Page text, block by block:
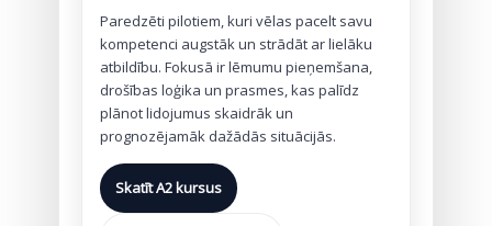
Paredzēti pilotiem, kuri vēlas pacelt savu
kompetenci augstāk un strādāt ar lielāku
atbildību. Fokusā ir lēmumu pieņemšana,
drošības loģika un prasmes, kas palīdz
plānot lidojumus skaidrāk un
prognozējamāk dažādās situācijās.
Skatīt A2 kursus